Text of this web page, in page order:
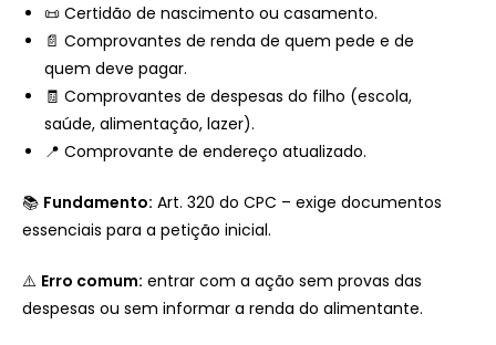
📜 Certidão de nascimento ou casamento.
📄 Comprovantes de renda de quem pede e de
quem deve pagar.
🧾 Comprovantes de despesas do filho (escola,
saúde, alimentação, lazer).
📍 Comprovante de endereço atualizado.
📚 Fundamento: Art. 320 do CPC – exige documentos
essenciais para a petição inicial.
⚠️ Erro comum: entrar com a ação sem provas das
despesas ou sem informar a renda do alimentante.